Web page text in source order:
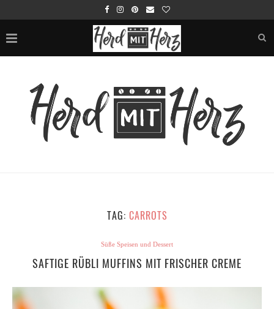
TAG: CARROTS
Süße Speisen und Dessert
SAFTIGE RÜBLI MUFFINS MIT FRISCHER CREME